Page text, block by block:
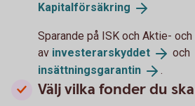
Kapitalförsäkring
Sparande på ISK och Aktie-
av investerarskyddet
och
insättningsgarantin
.
Välj vilka fonder du